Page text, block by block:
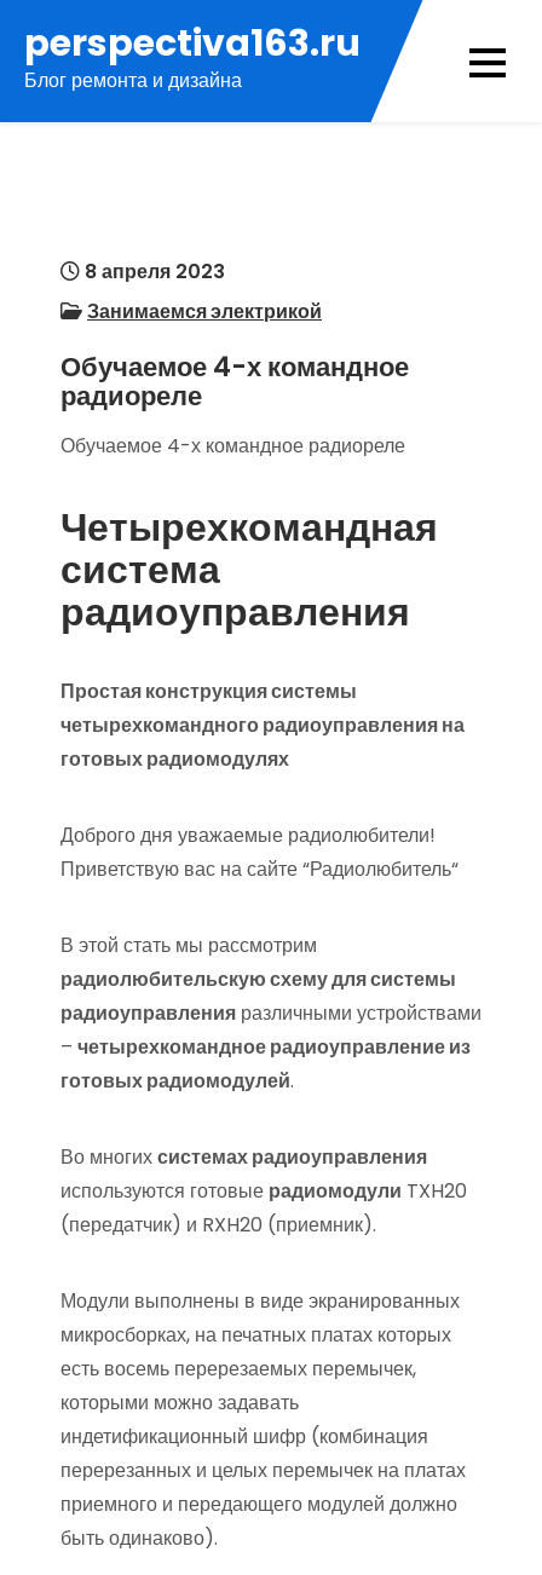
содержимому
perspectiva163.ru
Блог ремонта и дизайна
8 апреля 2023
Занимаемся электрикой
Обучаемое 4-х командное
радиореле
Обучаемое 4-х командное радиореле
Четырехкомандная
система
радиоуправления
Простая конструкция системы
четырехкомандного радиоуправления на
готовых радиомодулях
Доброго дня уважаемые радиолюбители!
Приветствую вас на сайте “Радиолюбитель“
В этой стать мы рассмотрим
радиолюбительскую схему для системы
радиоуправления различными устройствами
– четырехкомандное радиоуправление из
готовых радиомодулей.
Во многихсистемах радиоуправления
используются готовые радиомодули TXH20
(передатчик) и RXH20 (приемник).
Модули выполнены в виде экранированных
микросборках, на печатных платах которых
есть восемь перерезаемых перемычек,
которыми можно задавать
индетификационный шифр (комбинация
перерезанных и целых перемычек на платах
приемного и передающего модулей должно
быть одинаково).